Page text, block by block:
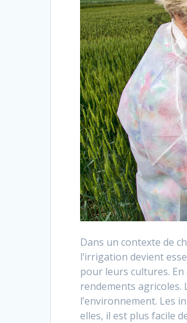
Dans un contexte de
l’irrigation devient
pour leurs cultures.
rendements agricoles.
l’environnement. Les
elles, il est plus facile